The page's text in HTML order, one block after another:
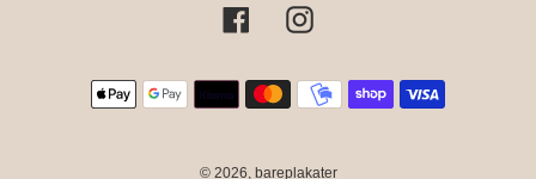
FacebookInstagram
Betalingsmetoder
© 2026, bareplakater